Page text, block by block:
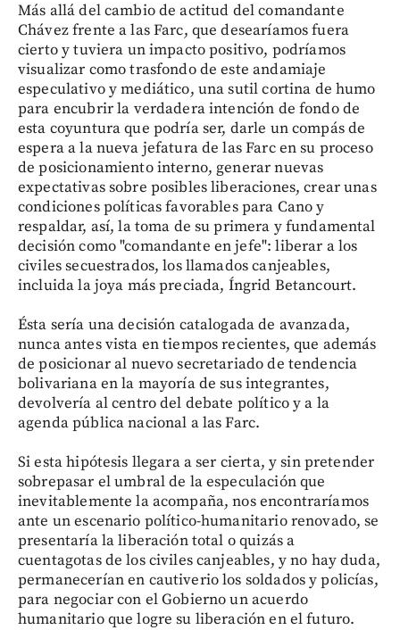
Más allá del cambio de actitud del comandante
Chávez frente a las Farc, que desearíamos fuera
cierto y tuviera un impacto positivo, podríamos
visualizar como trasfondo de este andamiaje
especulativo y mediático, una sutil cortina de humo
para encubrir la verdadera intención de fondo de
esta coyuntura que podría ser, darle un compás de
espera a la nueva jefatura de las Farc en su proceso
de posicionamiento interno, generar nuevas
expectativas sobre posibles liberaciones, crear unas
condiciones políticas favorables para Cano y
respaldar, así, la toma de su primera y fundamental
decisión como "comandante en jefe": liberar a los
civiles secuestrados, los llamados canjeables,
incluida la joya más preciada, Íngrid Betancourt.
Ésta sería una decisión catalogada de avanzada,
nunca antes vista en tiempos recientes, que además
de posicionar al nuevo secretariado de tendencia
bolivariana en la mayoría de sus integrantes,
devolvería al centro del debate político y a la
agenda pública nacional a las Farc.
Si esta hipótesis llegara a ser cierta, y sin pretender
sobrepasar el umbral de la especulación que
inevitablemente la acompaña, nos encontraríamos
ante un escenario político-humanitario renovado, se
presentaría la liberación total o quizás a
cuentagotas de los civiles canjeables, y no hay duda,
permanecerían en cautiverio los soldados y policías,
para negociar con el Gobierno un acuerdo
humanitario que logre su liberación en el futuro.